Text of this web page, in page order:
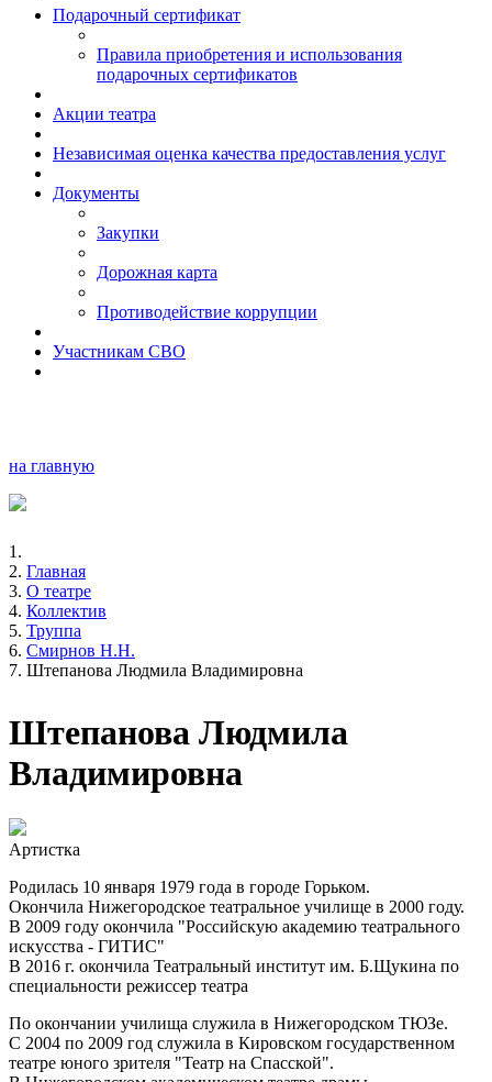
Подарочный сертификат
Правила приобретения и использования
подарочных сертификатов
Акции театра
Независимая оценка качества предоставления услуг
Документы
Закупки
Дорожная карта
Противодействие коррупции
Участникам СВО
на главную
Главная
О театре
Коллектив
Труппа
Смирнов Н.Н.
Штепанова Людмила Владимировна
Штепанова Людмила
Владимировна
Артистка
Родилась 10 января 1979 года в городе Горьком.
Окончила Нижегородское театральное училище в 2000 году.
В 2009 году окончила "Российскую академию театрального
искусства - ГИТИС"
В 2016 г. окончила Театральный институт им. Б.Щукина по
специальности режиссер театра
По окончании училища служила в Нижегородском ТЮЗе.
С 2004 по 2009 год служила в Кировском государственном
театре юного зрителя "Театр на Спасской".